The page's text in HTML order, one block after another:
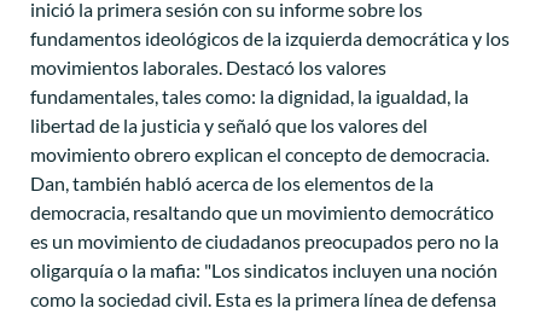
inició la primera sesión con su informe sobre los
fundamentos ideológicos de la izquierda democrática y los
movimientos laborales. Destacó los valores
fundamentales, tales como: la dignidad, la igualdad, la
libertad de la justicia y señaló que los valores del
movimiento obrero explican el concepto de democracia.
Dan, también habló acerca de los elementos de la
democracia, resaltando que un movimiento democrático
es un movimiento de ciudadanos preocupados pero no la
oligarquía o la mafia: "Los sindicatos incluyen una noción
como la sociedad civil. Esta es la primera línea de defensa